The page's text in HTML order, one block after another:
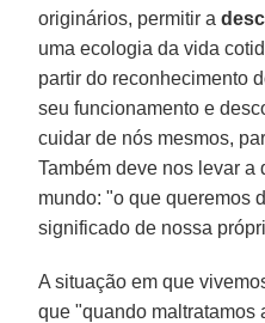
originários, permitir a
uma ecologia da vida
partir do reconhecimento
seu funcionamento e
cuidar de nós mesmos,
Também deve nos levar
mundo: "o que queremos
significado de nossa
A situação em que
que "quando maltratamos